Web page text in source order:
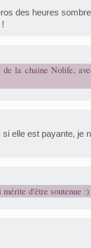
des heures
!
la chaine Nolife,
elle est payante, je
d'être soutenue :)